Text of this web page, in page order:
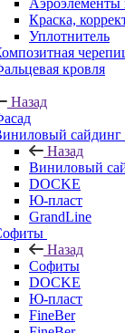
Краска,
Уплотнитель
кровля
Назад
сайдинг
Назад
Виниловый
DOCKE
Ю-пласт
GrandLine
Назад
Софиты
DOCKE
Ю-пласт
FineBer